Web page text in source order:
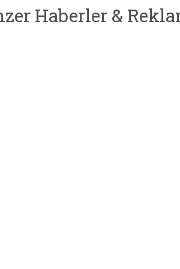
Haberler &